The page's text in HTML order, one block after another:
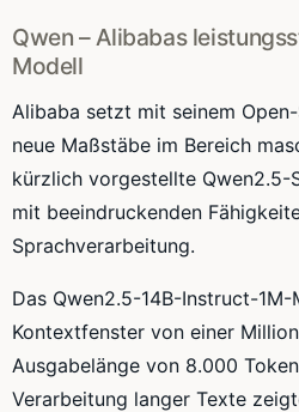
Qwen – Alibabas
Modell
Alibaba setzt mit seinem
neue Maßstäbe im Bereich
kürzlich vorgestellte Qwen2.5-
mit beeindruckenden
Sprachverarbeitung.
Das Qwen2.5-14B-Instruct-
Kontextfenster von einer
Ausgabelänge von 8.000
Verarbeitung langer Texte